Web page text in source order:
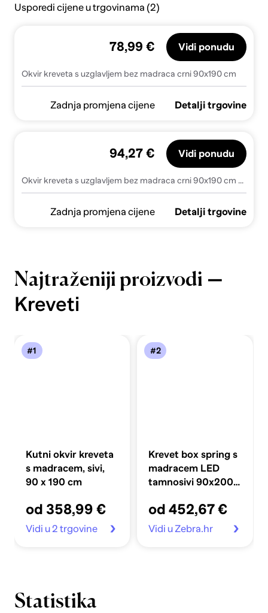
Usporedi cijene u trgovinama (2)
Okvir kreveta s uzglavljem bez madraca crni 90x190 cm
78,99 € Vidi ponudu
Zadnja promjena cijene Detalji trgovine
Okvir kreveta s uzglavljem bez madraca crni 90x190 cm - Crna 90 x 190 cm
94,27 € Vidi ponudu
Zadnja promjena cijene Detalji trgovine
Najtraženiji proizvodi —
Kreveti
#1
Kutni okvir kreveta
s madracem, sivi,
90 x 190 cm
od 358,99 €
Vidi u 2 trgovine
#2
Krevet box spring s
madracem LED
tamnosivi 90x200
od 452,67 €
Vidi u Zebra.hr
Statistika